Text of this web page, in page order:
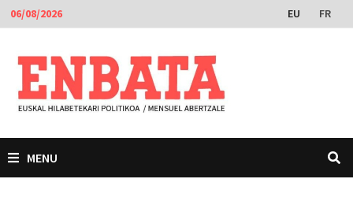
Skip
to
content
06/08/2026 EU FR
MENU